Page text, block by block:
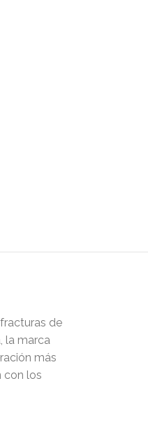
de
la marca
más
con los